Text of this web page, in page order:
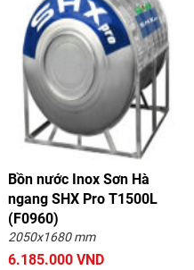
Bồn nước Inox Sơn Hà
ngang SHX Pro T1500L
(F0960)
2050x1680 mm
6.185.000 VND